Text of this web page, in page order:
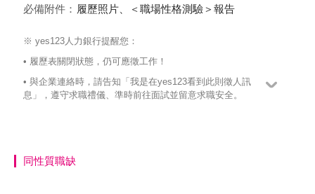
必備附件： 履歷照片、＜職場性格測驗＞報告
※ yes123人力銀行提醒您：
• 履歷表關閉狀態，仍可應徵工作！
• 與企業連絡時，請告知「我是在yes123看到此則徵人訊
息」，遵守求職禮儀、準時前往面試並留意求職安全。
同性質職缺